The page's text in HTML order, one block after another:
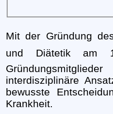
Mit der Gründung
und Diätetik
interdisziplinäre
bewusste
Krankheit.